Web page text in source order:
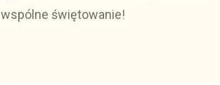
wspólne świętowanie!